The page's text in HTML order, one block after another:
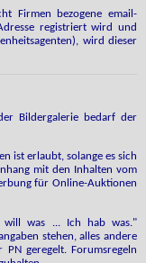
Firmen bezogene email-
registriert wird und
wird dieser
Bildergalerie bedarf der
ist erlaubt, solange es sich
mit den Inhalten vom
für Online-Auktionen
will was ... Ich hab was."
stehen, alles andere
geregelt. Forumsregeln